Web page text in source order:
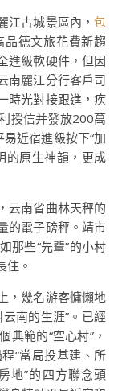
江古城景區內， 包
品德文旅花費新趨
進級軟硬件，但因
南麗江分行客戶司
時光對接跟進，疾
授信并發放200萬
近宿進級按下“加
的原生神韻，更成
云南省曲林天秤的
的電子磅秤。靖市
些“先輩”的小村
住。
，幾名游客慵懶地
南的生涯”。已經
典範的“空心村”，
“當局投基建、所
地”的四方聯念頭